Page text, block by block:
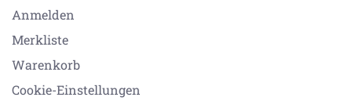
Anmelden
Merkliste
Warenkorb
Cookie-Einstellungen